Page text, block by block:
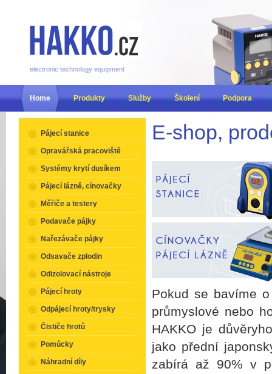
E-shop,
Pokud se bavíme
průmyslové nebo
HAKKO je
jako přední
zabírá až 90% v
Pájecí stanice
Opravářská pracoviště
Systémy krytí dusíkem
Pájecí lázně, cínovačky
Měřiče a testery
Podavače pájky
Nařezávače pájky
Odsavače zplodin
Odizolovací nástroje
Pájecí hroty
Odpájecí hroty/trysky
Čističe hrotů
Pomůcky
Náhradní díly
electronic technology equipment
Home Produkty Služby Školení Podpora